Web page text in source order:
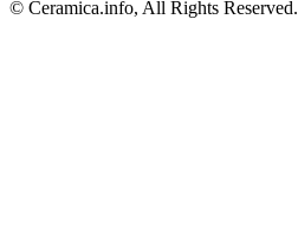
© Ceramica.info, All Rights Reserved.